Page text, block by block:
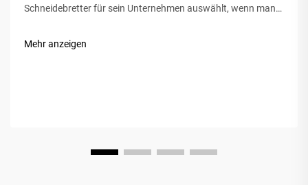
Schneidebretter für sein Unternehmen auswählt, wenn man
Aber nicht alle Akazien sind gleich. Der Markt verwechselt
Mehr anzeigen